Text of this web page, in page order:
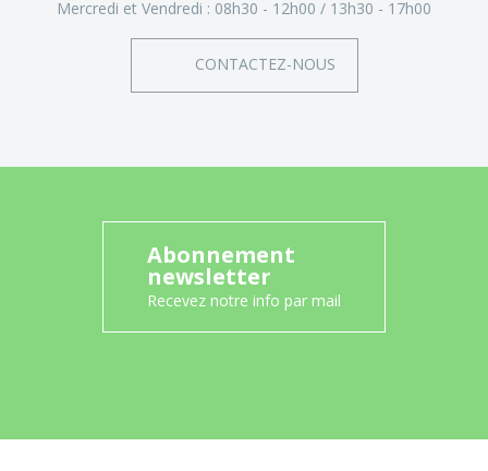
Mercredi et Vendredi : 08h30 - 12h00 13h30 - 17h00
CONTACTEZ-NOUS
Abonnement
newsletter
Recevez notre info par mail